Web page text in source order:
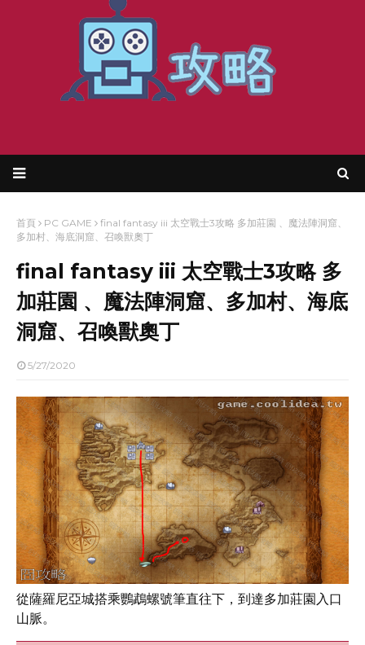
首頁 PC GAME
final fantasy iii 太空戰士3攻略 多加莊園 、魔法陣洞窟、
多加村、海底洞窟、召喚獸奧丁
final fantasy iii 太空戰士3攻略 多
加莊園 、魔法陣洞窟、多加村、海底
洞窟、召喚獸奧丁
5/27/2020
從薩羅尼亞城搭乘鸚鵡螺號筆直往下，到達多加莊園入口
山脈。